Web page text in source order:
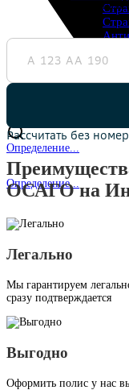
Определение...
Определение...
автомобилей
ОСАГО на
Легально
Мы гарантируем
сразу подтверждается
Выгодно
Оформить полис у нас